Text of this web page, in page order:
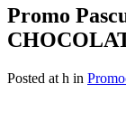
Promo
Posted at h in